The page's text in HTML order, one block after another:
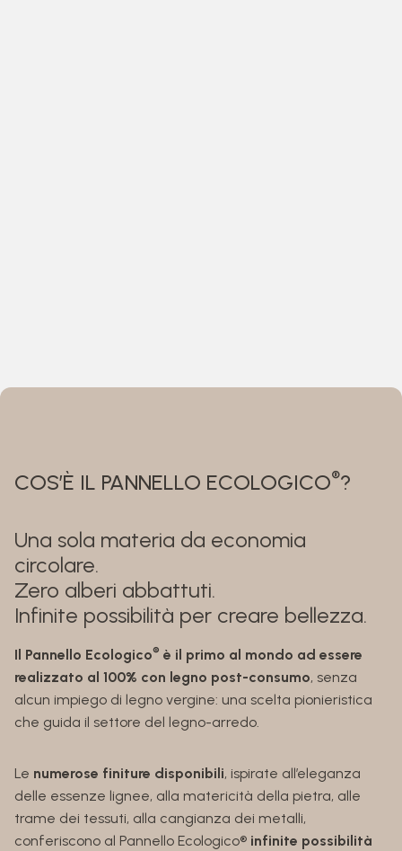
COS’È IL PANNELLO ECOLOGICO®?
Una sola materia da economia
circolare.
Zero alberi abbattuti.
Infinite possibilità per creare bellezza.
Il Pannello Ecologico® è il primo al mondo ad essere
realizzato al 100% con legno post-consumo, senza
alcun impiego di legno vergine: una scelta pionieristica
che guida il settore del legno-arredo.
Le numerose finiture disponibili, ispirate all’eleganza
delle essenze lignee, alla matericità della pietra, alle
trame dei tessuti, alla cangianza dei metalli,
conferiscono al Pannello Ecologico® infinite possibilità